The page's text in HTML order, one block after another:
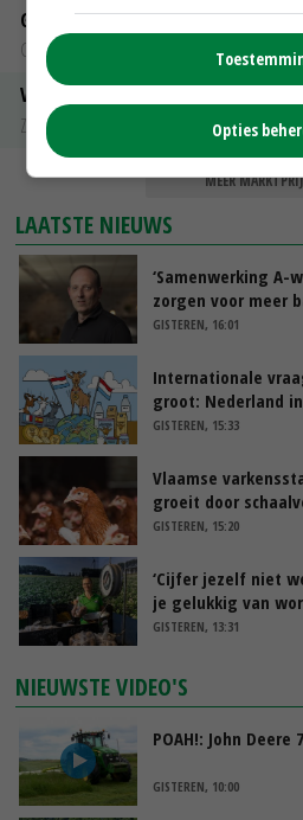
Gerst
Groningen
Volle melkpoeder
Zuivel NL
MEER
LAATSTE NIEUWS
‘Samenwerking A-
zorgen voor meer
GISTEREN, 16:01
Internationale
groot: Nederland
GISTEREN, 15:33
Vlaamse
groeit door
GISTEREN, 15:20
‘Cijfer jezelf niet
je gelukkig van
GISTEREN, 13:31
NIEUWSTE VIDEO'S
POAH!: John Deere
GISTEREN, 10:00
Opties